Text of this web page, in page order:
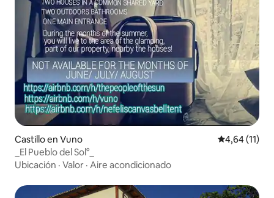
Castillo en Vuno Calificación
4,64 (11)
_El Pueblo del Sol°_
Ubicación · Valor · Aire acondicionado